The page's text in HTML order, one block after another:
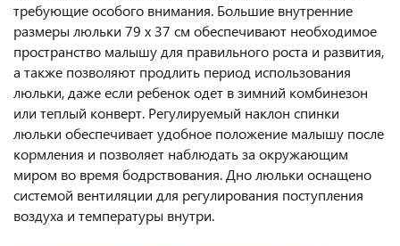
требующие особого внимания. Большие внутренние
размеры люльки 79 х 37 см обеспечивают необходимое
пространство малышу для правильного роста и развития,
а также позволяют продлить период использования
люльки, даже если ребенок одет в зимний комбинезон
или теплый конверт. Регулируемый наклон спинки
люльки обеспечивает удобное положение малышу после
кормления и позволяет наблюдать за окружающим
миром во время бодрствования. Дно люльки оснащено
системой вентиляции для регулирования поступления
воздуха и температуры внутри.